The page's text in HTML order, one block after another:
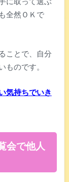
全然ＯＫで
ことで、自分
ものです。
気持ちでいき
会で他人